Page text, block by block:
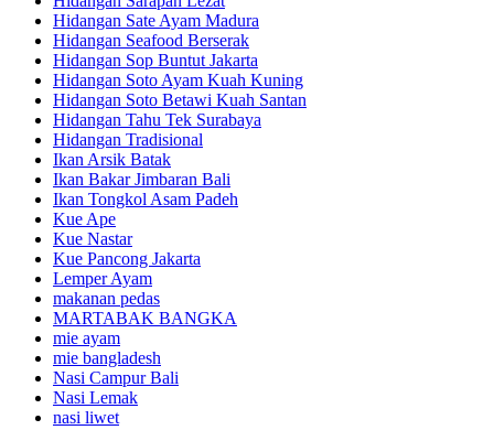
Hidangan Sate Ayam Madura
Hidangan Seafood Berserak
Hidangan Sop Buntut Jakarta
Hidangan Soto Ayam Kuah Kuning
Hidangan Soto Betawi Kuah Santan
Hidangan Tahu Tek Surabaya
Hidangan Tradisional
Ikan Arsik Batak
Ikan Bakar Jimbaran Bali
Ikan Tongkol Asam Padeh
Kue Ape
Kue Nastar
Kue Pancong Jakarta
Lemper Ayam
makanan pedas
MARTABAK BANGKA
mie ayam
mie bangladesh
Nasi Campur Bali
Nasi Lemak
nasi liwet